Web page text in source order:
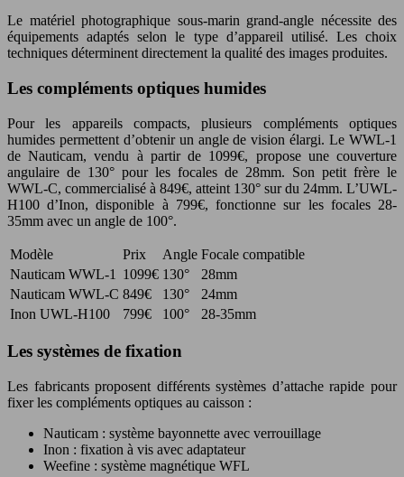
Le matériel photographique sous-marin grand-angle nécessite des
équipements adaptés selon le type d’appareil utilisé. Les choix
techniques déterminent directement la qualité des images produites.
Les compléments optiques humides
Pour les appareils compacts, plusieurs compléments optiques
humides permettent d’obtenir un angle de vision élargi. Le WWL-1
de Nauticam, vendu à partir de 1099€, propose une couverture
angulaire de 130° pour les focales de 28mm. Son petit frère le
WWL-C, commercialisé à 849€, atteint 130° sur du 24mm. L’UWL-
H100 d’Inon, disponible à 799€, fonctionne sur les focales 28-
35mm avec un angle de 100°.
Modèle Prix Angle Focale compatible
Nauticam WWL-1
1099€ 130°
28mm
Nauticam WWL-C 849€ 130°
24mm
Inon UWL-H100
799€ 100° 28-35mm
Les systèmes de fixation
Les fabricants proposent différents systèmes d’attache rapide pour
fixer les compléments optiques au caisson :
Nauticam : système bayonnette avec verrouillage
Inon : fixation à vis avec adaptateur
Weefine : système magnétique WFL